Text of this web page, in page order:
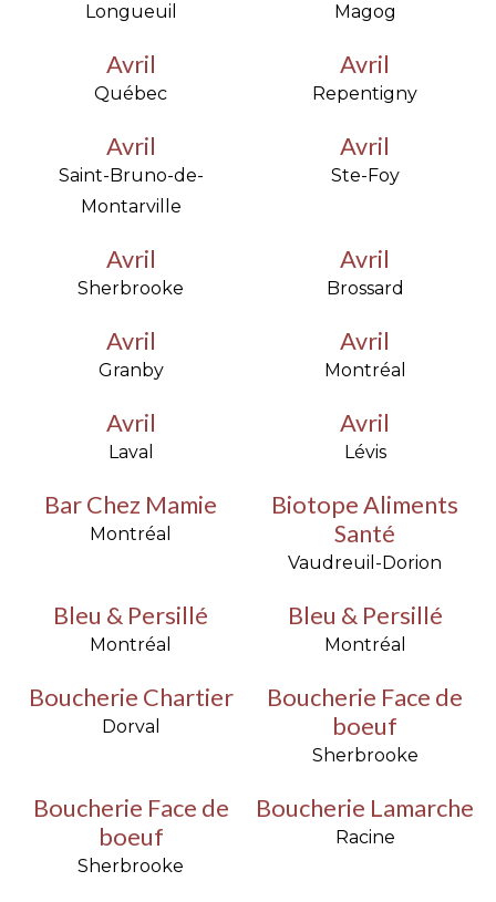
Longueuil Magog
Avril
Québec
Avril
Repentigny
Avril
Saint-Bruno-de-
Montarville
Avril
Ste-Foy
Avril
Sherbrooke
Avril
Brossard
Avril
Granby
Avril
Montréal
Avril
Laval
Avril
Lévis
Bar Chez Mamie
Montréal
Biotope Aliments
Santé
Vaudreuil-Dorion
Bleu & Persillé
Montréal
Bleu & Persillé
Montréal
Boucherie Chartier
Dorval
Boucherie Face de
boeuf
Sherbrooke
Boucherie Face de
boeuf
Sherbrooke
Boucherie Lamarche
Racine